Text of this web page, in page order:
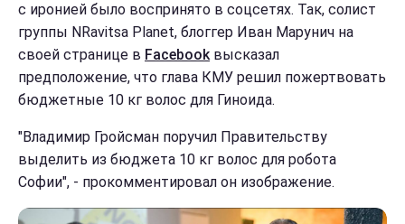
с иронией было воспринято в соцсетях. Так, солист
группы NRavitsa Planet, блоггер Иван Марунич на
своей странице в Facebookвысказал
предположение, что глава КМУ решил пожертвовать
бюджетные 10 кг волос для Гиноида.
"Владимир Гройсман поручил Правительству
выделить из бюджета 10 кг волос для робота
Софии", - прокомментировал он изображение.